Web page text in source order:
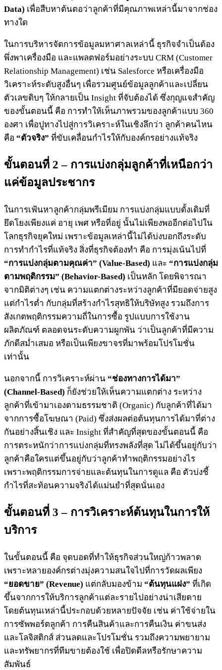
Data) เพื่อสืบหาต้นตอว่าลูกค้าที่มีคุณภาพเหล่านี้มาจากช่อง
ทางใด
ในการบริหารจัดการข้อมูลมหาศาลเหล่านี้ ธุรกิจจำเป็นต้อง
พึ่งพาเครื่องมือ และแพลตฟอร์มอย่างระบบ CRM (Customer
Relationship Management) เช่น Salesforce หรือเครื่องมือ
วิเคราะห์ระดับสูงอื่นๆ เพื่อรวมศูนย์ข้อมูลลูกค้าและเปลี่ยน
ตัวเลขดิบๆ ให้กลายเป็น Insight ที่จับต้องได้ ซึ่งกุญแจสำคัญ
ของขั้นตอนนี้ คือ การทำให้เห็นภาพรวมของลูกค้าแบบ 360
องศา เพื่อปูทางไปสู่การวิเคราะห์ในเชิงลึกว่า ลูกค้าคนไหน
คือ “ตัวจริง” ที่ขับเคลื่อนกำไรให้กับองค์กรอย่างแท้จริง
ขั้นตอนที่ 2 – การแบ่งกลุ่มลูกค้าที่เหนือกว่า
แค่ข้อมูลประชากร
ในการเฟ้นหาลูกค้ากลุ่มพรีเมียม การแบ่งกลุ่มแบบดั้งเดิมที่
ยึดโยงเพียงแค่ อายุ เพศ หรือที่อยู่ นั้นไม่เพียงพออีกต่อไปใน
โลกธุรกิจยุคใหม่ เพราะข้อมูลเหล่านี้ไม่ได้บ่งบอกถึงระดับ
การทำกำไรที่แท้จริง สิ่งที่ธุรกิจต้องทำ คือ การมุ่งเน้นไปที่
“การแบ่งกลุ่มตามคุณค่า” (Value-Based) และ “การแบ่งกลุ่ม
ตามพฤติกรรม” (Behavior-Based) เป็นหลัก โดยพิจารณา
จากมิติต่างๆ เช่น ความแตกต่างระหว่างลูกค้าที่มียอดจ่ายสูง
แต่กำไรต่ำ กับกลุ่มที่สร้างกำไรสุทธิให้บริษัทสูง รวมถึงการ
สังเกตพฤติกรรมความถี่ในการซื้อ รูปแบบการใช้งาน
ผลิตภัณฑ์ ตลอดจนระดับความผูกพัน ว่าเป็นลูกค้าที่มีความ
ภักดีสม่ำเสมอ หรือเป็นเพียงขาจรที่มาพร้อมโปรโมชั่น
เท่านั้น
นอกจากนี้ การวิเคราะห์ผ่าน “ช่องทางการได้มา”
(Channel-Based) ก็ยังช่วยให้เห็นความแตกต่าง ระหว่าง
ลูกค้าที่เข้ามาเองตามธรรมชาติ (Organic) กับลูกค้าที่ได้มา
จากการซื้อโฆษณา (Paid) ซึ่งส่งผลต่อต้นทุนการได้มาที่ต่าง
กันอย่างสิ้นเชิง และ Insight ที่สำคัญที่สุดของขั้นตอนนี้ คือ
การตระหนักว่าการแบ่งกลุ่มที่ทรงพลังที่สุด ไม่ได้ขึ้นอยู่กับว่า
ลูกค้าคือใครแต่ขึ้นอยู่กับว่าลูกค้าทำพฤติกรรมอย่างไร
เพราะพฤติกรรมการจ่ายและต้นทุนในการดูแล คือ ตัวบ่งชี้
กำไรที่สะท้อนความจริงได้แม่นยำที่สุดนั่นเอง
ขั้นตอนที่ 3 – การวิเคราะห์ต้นทุนในการให้
บริการ
ในขั้นตอนนี้ คือ จุดบอดที่ทำให้ธุรกิจส่วนใหญ่ก้าวพลาด
เพราะหลายองค์กรต่างมุ่งความสนใจไปที่การวัดผลเพียง
“ยอดขาย” (Revenue) แต่กลับมองข้าม “ต้นทุนแฝง” ที่เกิด
ขึ้นจากการให้บริการลูกค้าแต่ละรายไปอย่างน่าเสียดาย
โดยต้นทุนเหล่านี้ประกอบด้วยหลายปัจจัย เช่น ค่าใช้จ่ายใน
การซัพพอร์ตลูกค้า การคืนสินค้าและการคืนเงิน ค่าขนส่ง
และโลจิสติกส์ ส่วนลดและโปรโมชั่น รวมถึงความพยายาม
และทรัพยากรที่ทีมขายต้องใช้ เพื่อปิดดีลหรือรักษาความ
สัมพันธ์